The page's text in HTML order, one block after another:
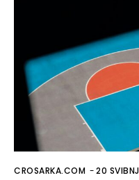
CROSARKA.COM -20